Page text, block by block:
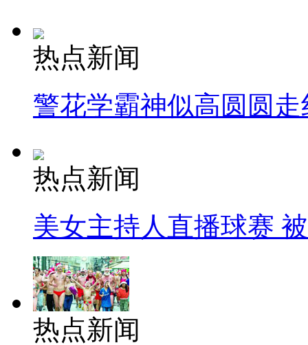
热点新闻
警花学霸神似高圆圆走
热点新闻
美女主持人直播球赛
热点新闻